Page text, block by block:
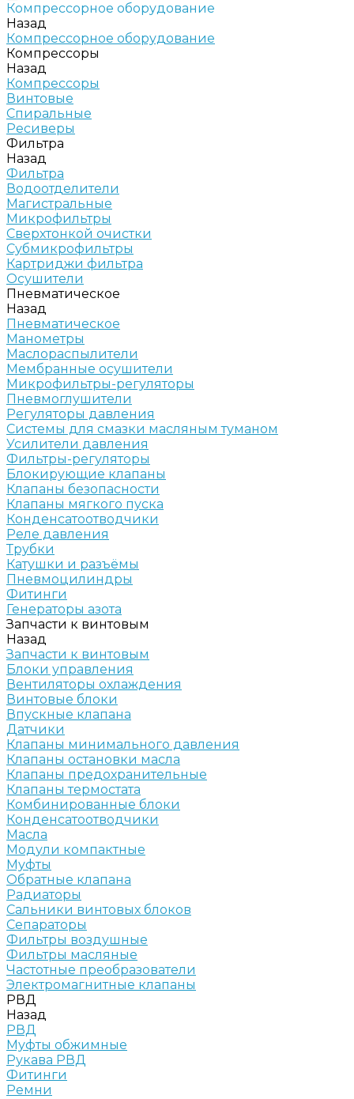
Компрессорное оборудование
Назад
Компрессорное оборудование
Компрессоры
Назад
Компрессоры
Винтовые
Спиральные
Ресиверы
Фильтра
Назад
Фильтра
Водоотделители
Магистральные
Микрофильтры
Сверхтонкой очистки
Субмикрофильтры
Картриджи фильтра
Осушители
Пневматическое
Назад
Пневматическое
Манометры
Маслораспылители
Мембранные осушители
Микрофильтры-регуляторы
Пневмоглушители
Регуляторы давления
Системы для смазки масляным туманом
Усилители давления
Фильтры-регуляторы
Блокирующие клапаны
Клапаны безопасности
Клапаны мягкого пуска
Конденсатоотводчики
Реле давления
Трубки
Катушки и разъёмы
Пневмоцилиндры
Фитинги
Генераторы азота
Запчасти к винтовым
Назад
Запчасти к винтовым
Блоки управления
Вентиляторы охлаждения
Винтовые блоки
Впускные клапана
Датчики
Клапаны минимального давления
Клапаны остановки масла
Клапаны предохранительные
Клапаны термостата
Комбинированные блоки
Конденсатоотводчики
Масла
Модули компактные
Муфты
Обратные клапана
Радиаторы
Сальники винтовых блоков
Сепараторы
Фильтры воздушные
Фильтры масляные
Частотные преобразователи
Электромагнитные клапаны
РВД
Назад
РВД
Муфты обжимные
Рукава РВД
Фитинги
Ремни